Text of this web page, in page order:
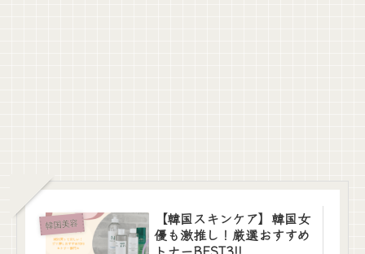
韓国美容
【韓国スキンケア】韓国女
優も激推し！厳選おすすめ